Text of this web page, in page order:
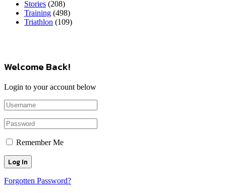
Stories (208)
Training (498)
Triathlon (109)
Welcome Back!
Login to your account below
Remember Me
Forgotten Password?